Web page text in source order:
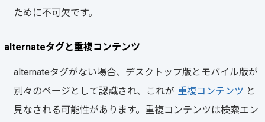
ために不可欠です。
alternateタグと重複コンテンツ
alternateタグがない場合、デスクトップ版とモバイル版が
別々のページとして認識され、これが 重複コンテンツ と
見なされる可能性があります。重複コンテンツは検索エン